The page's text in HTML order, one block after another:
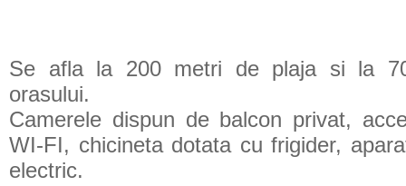
Se afla la 200 metri de plaja si la
orasului.
Camerele dispun de balcon privat,
WI-FI, chicineta dotata cu frigider,
electric.